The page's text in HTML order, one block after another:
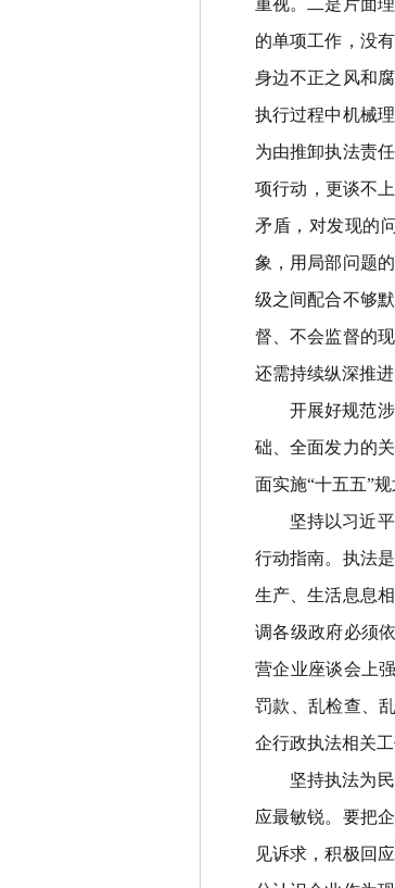
重视。二是片面
的单项工作，没
身边不正之风和
执行过程中机械
为由推卸执法责
项行动，更谈不
矛盾，对发现的
象，用局部问题
级之间配合不够
督、不会监督的
还需持续纵深推进
开展好规范
础、全面发力的
面实施“十五五”规
坚持以习近
行动指南。执法
生产、生活息息
调各级政府必须
营企业座谈会上
罚款、乱检查、
企行政执法相关
坚持执法为
应最敏锐。要把
见诉求，积极回